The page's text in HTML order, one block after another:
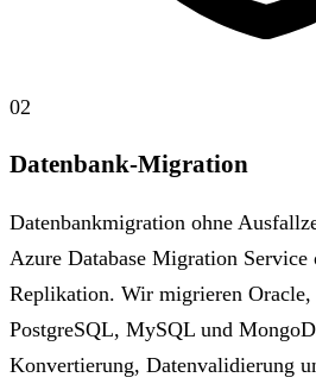
02
Datenbank-Migration
Datenbankmigration ohne
Azure Database Migration Service
Replikation. Wir migrieren Oracle,
PostgreSQL, MySQL und
Konvertierung, Datenvalidierung